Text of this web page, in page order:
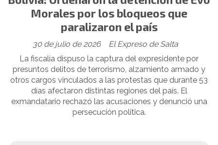
Morales por los bloqueos que
paralizaron el país
El Expreso de Salta
30 de julio de 2026
La fiscalía dispuso la captura del expresidente por
presuntos delitos de terrorismo, alzamiento armado y
otros cargos vinculados a las protestas que durante 53
días afectaron distintas regiones del país. El
exmandatario rechazó las acusaciones y denunció una
persecución política.